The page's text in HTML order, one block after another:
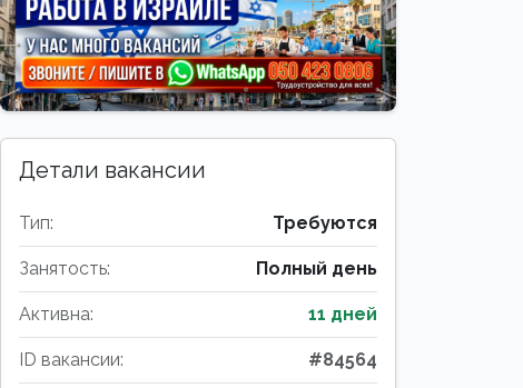
Детали вакансии
Тип: Требуются
Занятость: Полный день
Активна: 11 дней
ID вакансии: #84564